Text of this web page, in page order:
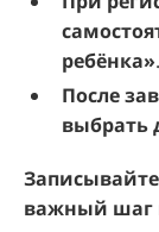
ребёнка».
После
выбрать
важный шаг